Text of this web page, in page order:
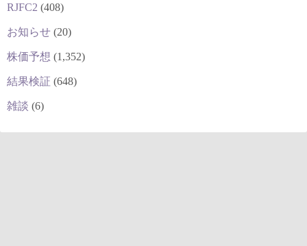
RJFC2 (408)
お知らせ (20)
株価予想 (1,352)
結果検証 (648)
雑談 (6)